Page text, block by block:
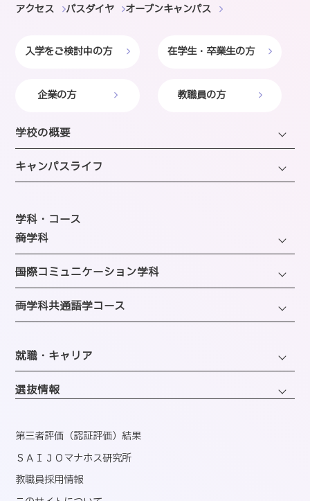
アクセス バスダイヤ オープンキャンパス
入学をご検討中の方 在学生・卒業生の方
企業の方 教職員の方
学校の概要
学長・理事長挨拶
建学の精神・沿革・校歌
SAIJOの特徴
選ばれる理由
教員紹介
アクセス
キャンパスライフ
年間スケジュール
施設のご紹介
図書館
クラブ＆サークルのご案内
海外留学制度
学科・コース
─商学科
ファッション・トレンドコース
ビューティーホスピタリティコース
経営・マーケティングコース
情報・AIライフコース
医療事務コンピュータコース
─国際コミュニケーション学科
観光・エンターテインメントコース
企画・地域ブランディングコース
ホテル・ホスピタリティコース
エアライン・ホスピタリティコース
ブライダル・コーディネートコース
─両学科共通語学コース
韓国語コミュニケーションコース
就職・キャリア
キャリアサポートセンター
資格取得
国内インターンシップ・課外研修
産官学連携
選抜情報
第三者評価（認証評価）結果
ＳＡＩＪＯマナホス研究所
教職員採用情報